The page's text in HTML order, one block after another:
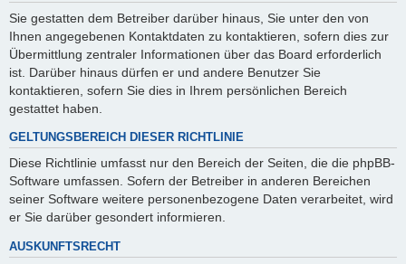
Sie gestatten dem Betreiber darüber hinaus, Sie unter den von
Ihnen angegebenen Kontaktdaten zu kontaktieren, sofern dies zur
Übermittlung zentraler Informationen über das Board erforderlich
ist. Darüber hinaus dürfen er und andere Benutzer Sie
kontaktieren, sofern Sie dies in Ihrem persönlichen Bereich
gestattet haben.
GELTUNGSBEREICH DIESER RICHTLINIE
Diese Richtlinie umfasst nur den Bereich der Seiten, die die phpBB-
Software umfassen. Sofern der Betreiber in anderen Bereichen
seiner Software weitere personenbezogene Daten verarbeitet, wird
er Sie darüber gesondert informieren.
AUSKUNFTSRECHT